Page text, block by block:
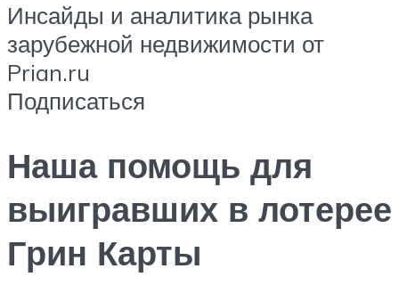
Инсайды и аналитика рынка
зарубежной недвижимости от
Prian.ru
Подписаться
Наша помощь для
выигравших в лотерее
Грин Карты